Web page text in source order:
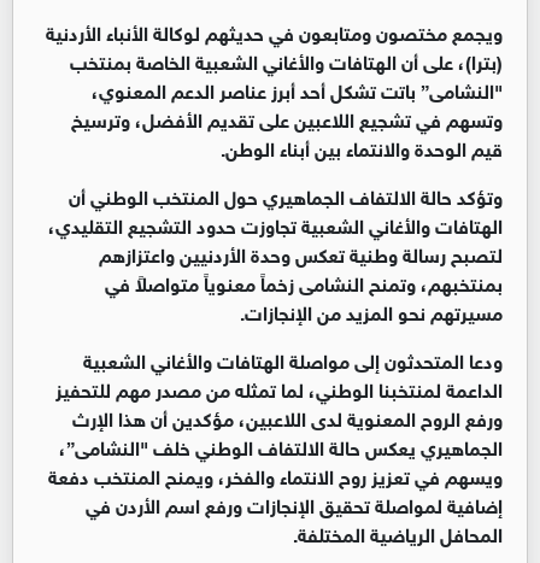
ويجمع مختصون ومتابعون في حديثهم لوكالة الأنباء الأردنية
(بترا)، على أن الهتافات والأغاني الشعبية الخاصة بمنتخب
"النشامى” باتت تشكل أحد أبرز عناصر الدعم المعنوي،
وتسهم في تشجيع اللاعبين على تقديم الأفضل، وترسيخ
قيم الوحدة والانتماء بين أبناء الوطن.
وتؤكد حالة الالتفاف الجماهيري حول المنتخب الوطني أن
الهتافات والأغاني الشعبية تجاوزت حدود التشجيع التقليدي،
لتصبح رسالة وطنية تعكس وحدة الأردنيين واعتزازهم
بمنتخبهم، وتمنح النشامى زخماً معنوياً متواصلاً في
مسيرتهم نحو المزيد من الإنجازات.
ودعا المتحدثون إلى مواصلة الهتافات والأغاني الشعبية
الداعمة لمنتخبنا الوطني، لما تمثله من مصدر مهم للتحفيز
ورفع الروح المعنوية لدى اللاعبين، مؤكدين أن هذا الإرث
الجماهيري يعكس حالة الالتفاف الوطني خلف "النشامى”،
ويسهم في تعزيز روح الانتماء والفخر، ويمنح المنتخب دفعة
إضافية لمواصلة تحقيق الإنجازات ورفع اسم الأردن في
المحافل الرياضية المختلفة.